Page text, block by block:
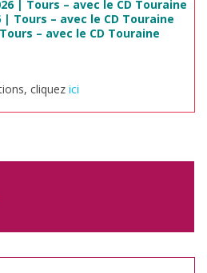
| Tours – avec le CD Touraine
Tours – avec le CD Touraine
– avec le CD Touraine
cliquez ici